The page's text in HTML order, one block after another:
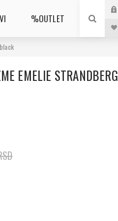
%OUTLET
EMELIE STRANDBERG